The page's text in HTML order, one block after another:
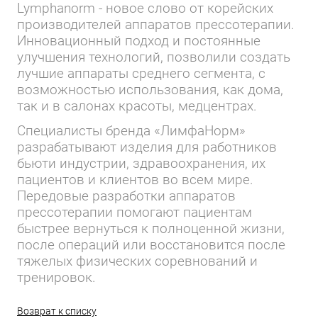
Lymphanorm - новое слово от корейских
производителей аппаратов прессотерапии.
Инновационный подход и постоянные
улучшения технологий, позволили создать
лучшие аппараты среднего сегмента, с
возможностью использования, как дома,
так и в салонах красоты, медцентрах.
Специалисты бренда «ЛимфаНорм»
разрабатывают изделия для работников
бьюти индустрии, здравоохранения, их
пациентов и клиентов во всем мире.
Передовые разработки аппаратов
прессотерапии помогают пациентам
быстрее вернуться к полноценной жизни,
после операций или восстановится после
тяжелых физических соревнований и
тренировок.
Возврат к списку